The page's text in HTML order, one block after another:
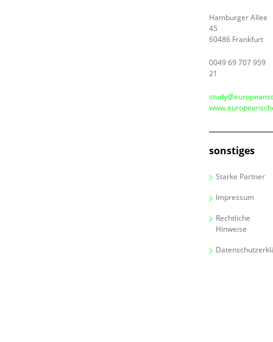
Hamburger Allee
45
60486 Frankfurt
0049 69 707 959
21
sonstiges
Starke Partner
Impressum
Rechtliche
Hinweise